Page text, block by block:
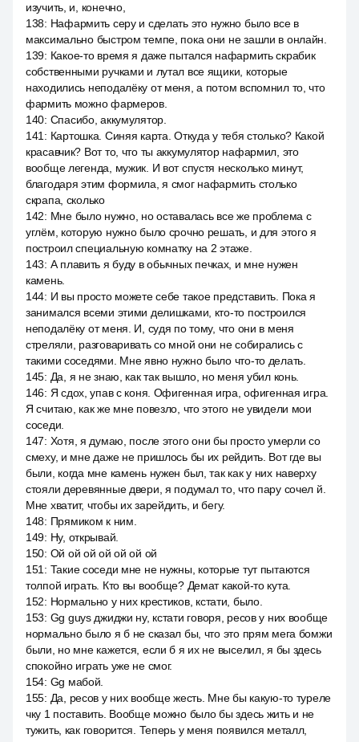
изучить, и, конечно,
138: Нафармить серу и сделать это нужно было все в
максимально быстром темпе, пока они не зашли в онлайн.
139: Какое-то время я даже пытался нафармить скрабик
собственными ручками и лутал все ящики, которые
находились неподалёку от меня, а потом вспомнил то, что
фармить можно фармеров.
140: Спасибо, аккумулятор.
141 : Картошка. Синяя карта. Откуда у тебя столько? Какой
красавчик? Вот то, что ты аккумулятор нафармил, это
вообще легенда, мужик. И вот спустя несколько минут,
благодаря этим формила, я смог нафармить столько
скрапа, сколько
142: Мне было нужно, но оставалась все же проблема с
углём, которую нужно было срочно решать, и для этого я
построил специальную комнатку на 2 этаже.
143: А плавить я буду в обычных печках, и мне нужен
камень.
144: И вы просто можете себе такое представить. Пока я
занимался всеми этими делишками, кто-то построился
неподалёку от меня. И, судя по тому, что они в меня
стреляли, разговаривать со мной они не собирались с
такими соседями. Мне явно нужно было что-то делать.
145: Да, я не знаю, как так вышло, но меня убил конь.
146: Я сдох, упав с коня. Офигенная игра, офигенная игра.
Я считаю, как же мне повезло, что этого не увидели мои
соседи.
147: Хотя, я думаю, после этого они бы просто умерли со
смеху, и мне даже не пришлось бы их рейдить. Вот где вы
были, когда мне камень нужен был, так как у них наверху
стояли деревянные двери, я подумал то, что пару сочел й.
Мне хватит, чтобы их зарейдить, и бегу.
148: Прямиком к ним.
149: Ну, открывай.
150: Ой ой ой ой ой ой ой
151 : Такие соседи мне не нужны, которые тут пытаются
толпой играть. Кто вы вообще? Демат какой-то кута.
152: Нормально у них крестиков, кстати, было.
153: Gg guys джиджи ну, кстати говоря, ресов у них вообще
нормально было я б не сказал бы, что это прям мега бомжи
были, но мне кажется, если б я их не выселил, я бы здесь
спокойно играть уже не смог.
154: Gg мабой.
155: Да, ресов у них вообще жесть. Мне бы какую-то туреле
чку 1 поставить. Вообще можно было бы здесь жить и не
тужить, как говорится. Теперь у меня появился металл,